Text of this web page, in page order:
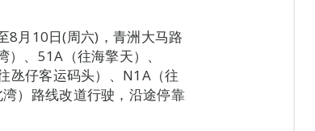
8月10日(周六)，青洲大马路
、51A（往海擎天）、
氹仔客运码头）、N1A（往
）路线改道行驶，沿途停靠